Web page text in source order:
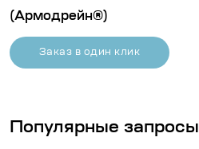
(Армодрейн®)
Заказ в один клик
Популярные запросы